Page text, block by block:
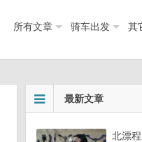
所有文章 骑车出发 其
最新文章
北漂